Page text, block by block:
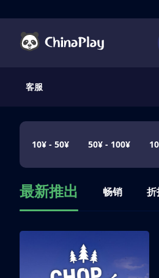
客服
10¥ - 50¥ 50¥ - 100¥
最新推出 畅销 折